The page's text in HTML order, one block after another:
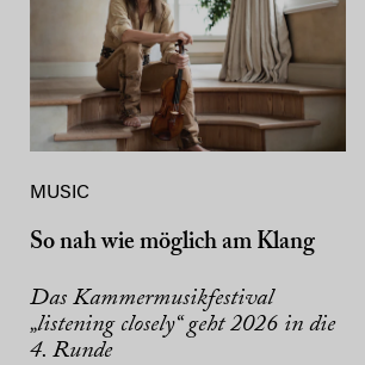
MUSIC
So nah wie möglich am Klang
Das Kammermusikfestival
„listening closely“ geht 2026 in die
4. Runde